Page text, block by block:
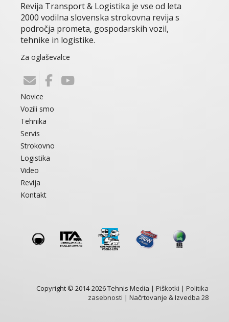
Revija Transport & Logistika je vse od leta
2000 vodilna slovenska strokovna revija s
področja prometa, gospodarskih vozil,
tehnike in logistike.
Za oglaševalce
Novice
Vozili smo
Tehnika
Servis
Strokovno
Logistika
Video
Revija
Kontakt
Copyright © 2014-2026 Tehnis Media | Piškotki | Politika
zasebnosti | Načrtovanje & Izvedba 28